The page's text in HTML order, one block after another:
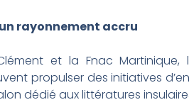
rayonnement accru
et la Fnac Martinique,
propulser des initiatives
dédié aux littératures